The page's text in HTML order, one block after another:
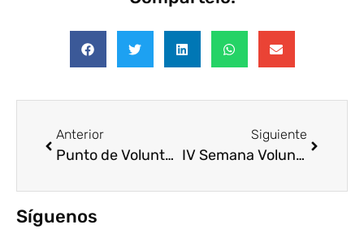
Anterior
Punto de Voluntariado 2025: Tras Sevilla y Valencia, ¡te esperamos en Bilbao!
Siguiente
IV Semana Voluntariado Corporativo en Tenerife del 12 al 18 de mayo
Síguenos